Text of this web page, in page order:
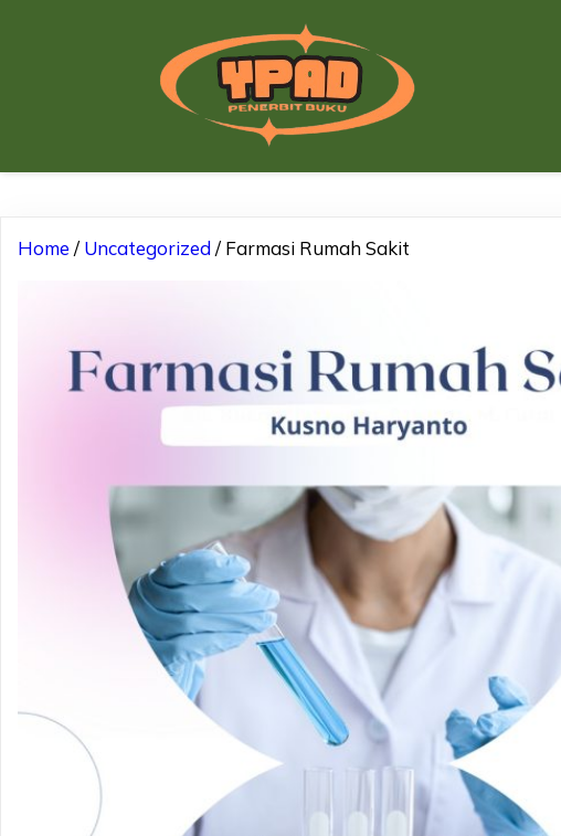
Home /Uncategorized/ Farmasi Rumah Sakit